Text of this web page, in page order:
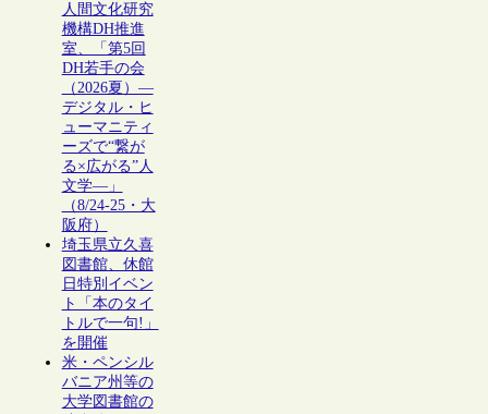
人間文化研究
機構DH推進
室、「第5回
DH若手の会
（2026夏）―
デジタル・ヒ
ューマニティ
ーズで“繋が
る×広がる”人
文学―」
（8/24-25・大
阪府）
埼玉県立久喜
図書館、休館
日特別イベン
ト「本のタイ
トルで一句!」
を開催
米・ペンシル
バニア州等の
大学図書館の